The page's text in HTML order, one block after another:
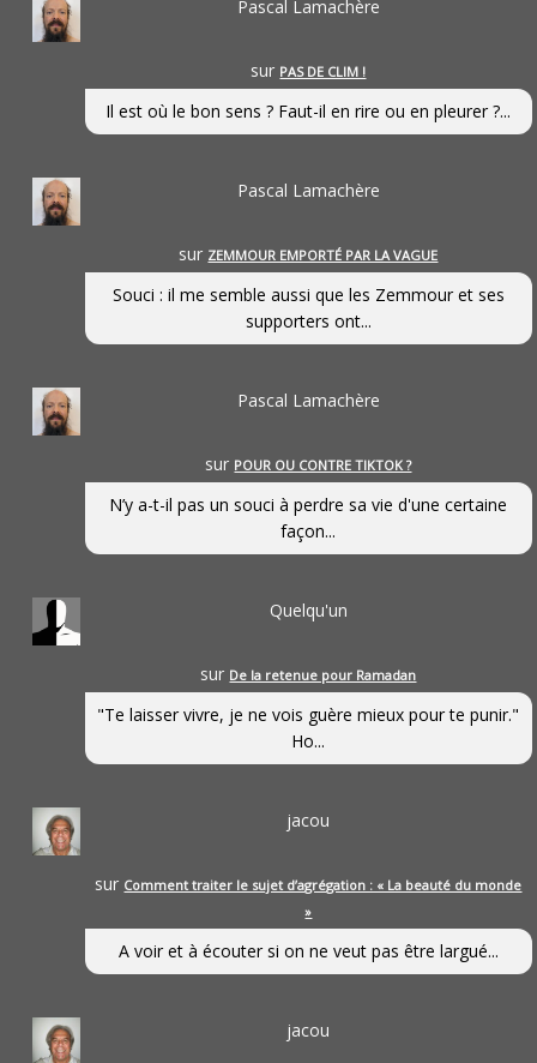
Pascal Lamachère
sur PAS DE CLIM !
Il est où le bon sens ? Faut-il en rire ou en pleurer ?...
Pascal Lamachère
sur ZEMMOUR EMPORTÉ PAR LA VAGUE
Souci : il me semble aussi que les Zemmour et ses
supporters ont...
Pascal Lamachère
sur POUR OU CONTRE TIKTOK ?
N’y a-t-il pas un souci à perdre sa vie d'une certaine
façon...
Quelqu'un
sur De la retenue pour Ramadan
"Te laisser vivre, je ne vois guère mieux pour te punir."
Ho...
jacou
sur Comment traiter le sujet d’agrégation : « La beauté du monde
»
A voir et à écouter si on ne veut pas être largué...
jacou